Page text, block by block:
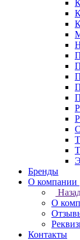
Бренды
О компании
О
Контакты